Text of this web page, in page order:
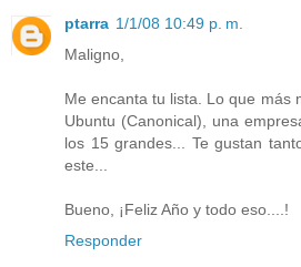
ptarra 1/1/08 10:49 p. m.
Maligno,
Me encanta tu lista. Lo que más
Ubuntu (Canonical), una
los 15 grandes... Te gustan
este...
Bueno, ¡Feliz Año y todo eso....!
Responder